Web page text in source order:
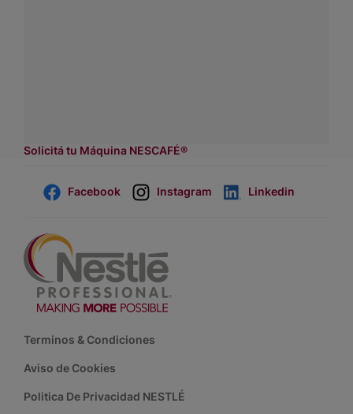
Solicitá tu Máquina NESCAFÉ®
Facebook Instagram Linkedin
Footer
Terminos & Condiciones
Aviso de Cookies
Politica De Privacidad NESTLÉ